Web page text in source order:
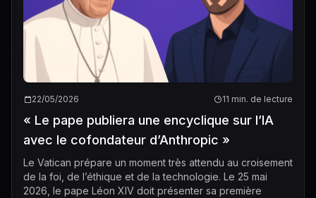
22/05/2026 11 min. de lecture
« Le pape publiera une encyclique sur l’IA
avec le cofondateur d’Anthropic »
Le Vatican prépare un moment très attendu au croisement
de la foi, de l’éthique et de la technologie. Le 25 mai
2026, le pape Léon XIV doit présenter sa première